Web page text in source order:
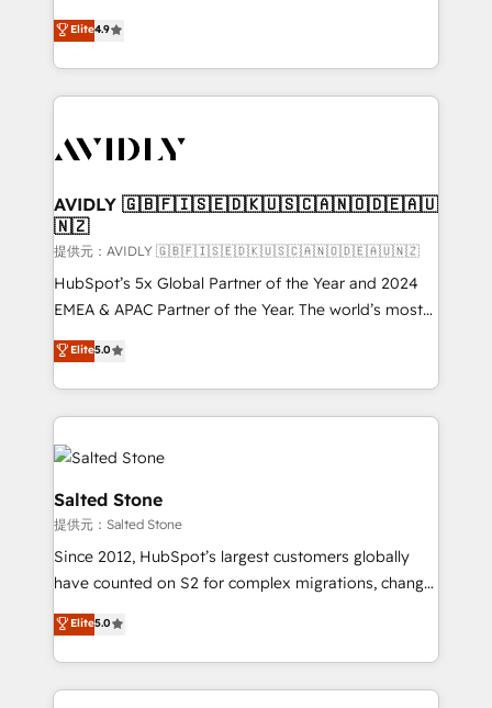
AI, & maximize AEO with tailored AI services. 🧩
Integrations: Extend HubSpot with custom
North America. Avec plus de 115 experts en
marketing automation, Growth, Revops, CRM et
webdesign. Markentive is both a consulting firm, a
digital agency and an integrator. With over 115
CRM and webdesign (We focus on EMEA - USA
Elite4.9
AVIDLY 🇬🇧🇫🇮🇸🇪🇩🇰🇺🇸🇨🇦🇳🇴🇩🇪🇦🇺
🇳🇿
提供元：AVIDLY 🇬🇧🇫🇮🇸🇪🇩🇰🇺🇸🇨🇦🇳🇴🇩🇪🇦🇺🇳🇿
HubSpot’s 5x Global Partner of the Year and 2024
EMEA & APAC Partner of the Year. The world’s most
experienced and fully accredited HubSpot Solutions
Partner. 🚀 With 2,750+ HubSpot projects delivered
and 370+ specialists across EMEA, APAC and NAM,
we de-risk complex CRM programmes and
accelerate ROI across every HubSpot Hub. 🧭 From
multi-region migrations to AI-powered automation,
we turn complexity into clarity, human at global
scale. 🏆 HubSpot’s CEO called us “the partner of the
future.” Others agree it is proof of trust built through
measurable impact.
Elite5.0
Salted Stone
提供元：Salted Stone
Since 2012, HubSpot’s largest customers globally
have counted on S2 for complex migrations, change
management, systems integration, and creative
solutions that deliver measurable impact and
transform brand experiences As one of the few full-
service creative agencies in the HubSpot
Elite5.0